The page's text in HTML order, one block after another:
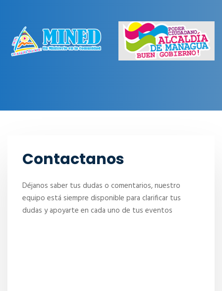
Contactanos
Déjanos saber tus dudas o comentarios, nuestro
equipo está siempre disponible para clarificar tus
dudas y apoyarte en cada uno de tus eventos